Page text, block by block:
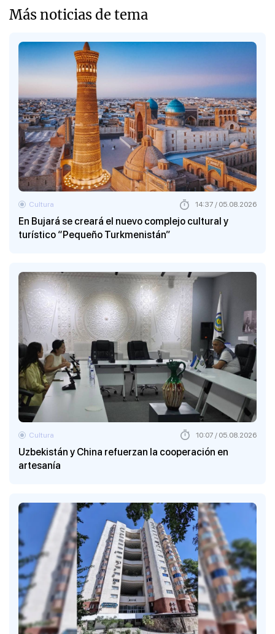
Más noticias de tema
En Bujará se creará el nuevo complejo cultural y
turístico “Pequeño Turkmenistán”
Cultura 14:37 / 05.08.2026
Uzbekistán y China refuerzan la cooperación en
artesanía
Cultura 10:07 / 05.08.2026